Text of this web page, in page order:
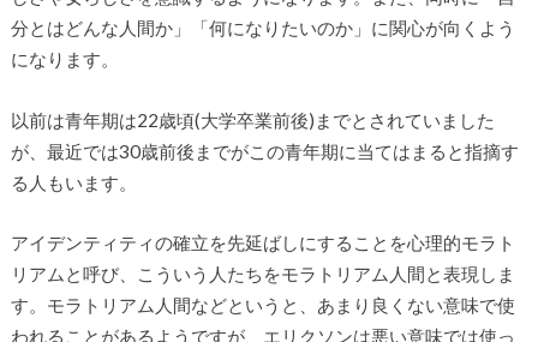
分とはどんな人間か」「何になりたいのか」に関心が向くよう
になります。
以前は青年期は22歳頃(大学卒業前後)までとされていました
が、最近では30歳前後までがこの青年期に当てはまると指摘す
る人もいます。
アイデンティティの確立を先延ばしにすることを心理的モラト
リアムと呼び、こういう人たちをモラトリアム人間と表現しま
す。モラトリアム人間などというと、あまり良くない意味で使
われることがあるようですが、エリクソンは悪い意味では使っ